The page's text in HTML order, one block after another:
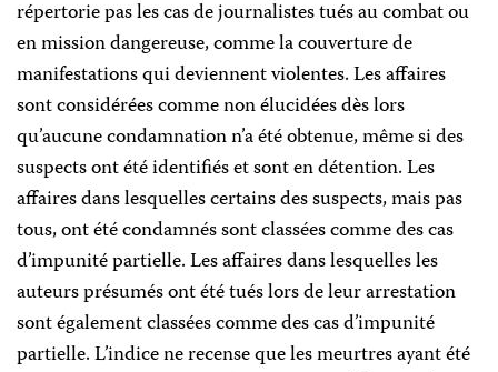
répertorie pas les cas de journalistes tués au combat ou
en mission dangereuse, comme la couverture de
manifestations qui deviennent violentes. Les affaires
sont considérées comme non élucidées dès lors
qu’aucune condamnation n’a été obtenue, même si des
suspects ont été identifiés et sont en détention. Les
affaires dans lesquelles certains des suspects, mais pas
tous, ont été condamnés sont classées comme des cas
d’impunité partielle. Les affaires dans lesquelles les
auteurs présumés ont été tués lors de leur arrestation
sont également classées comme des cas d’impunité
partielle. L’indice ne recense que les meurtres ayant été